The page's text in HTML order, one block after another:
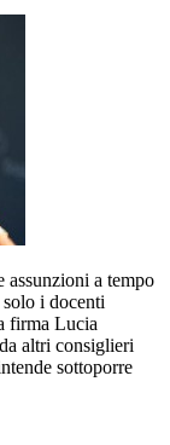
a tempo
i docenti
firma Lucia
altri consiglieri
sottoporre